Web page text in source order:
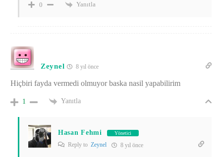
0 Yanıtla
Zeynel 8 yıl önce
Hiçbiri fayda vermedi olmuyor baska nasil yapabilirim
1 Yanıtla
Hasan Fehmi Yönetici
Reply to Zeynel 8 yıl önce